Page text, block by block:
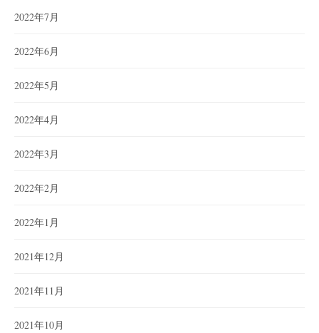
2022年7月
2022年6月
2022年5月
2022年4月
2022年3月
2022年2月
2022年1月
2021年12月
2021年11月
2021年10月